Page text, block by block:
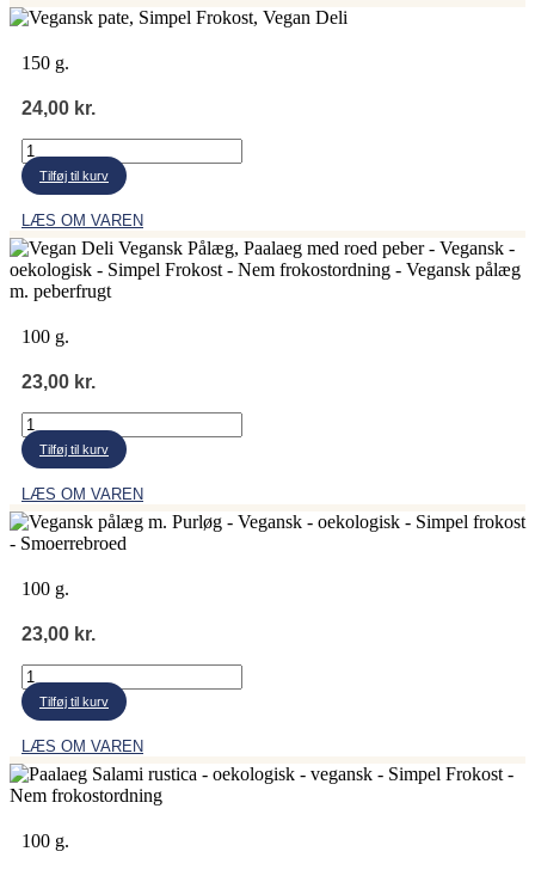
150 g.
24,00 kr.
Vegan
Deli
vegansk
paté
antal
Tilføj til kurv
LÆS OM VAREN
100 g.
23,00 kr.
Vegansk
pålæg
peberfrugt
antal
Tilføj til kurv
LÆS OM VAREN
100 g.
23,00 kr.
Vegansk
pålæg
purløg
antal
Tilføj til kurv
LÆS OM VAREN
100 g.